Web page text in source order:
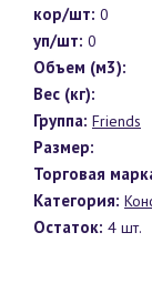
кор/шт: 0
уп/шт: 0
Объем (м3):
Вес (кг):
Группа: Friends
Размер:
Торговая
Категория:
Остаток: 4 шт.